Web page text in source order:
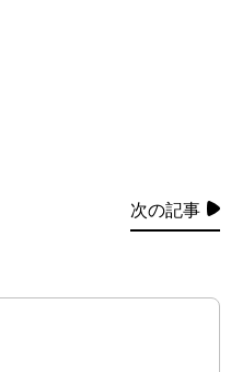
次の記事